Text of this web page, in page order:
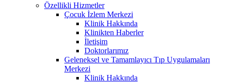
Özellikli Hizmetler
Çocuk İzlem Merkezi
Klinik Hakkında
Klinikten Haberler
İletişim
Doktorlarımız
Geleneksel ve Tamamlayıcı Tıp Uygulamaları
Merkezi
Klinik Hakkında